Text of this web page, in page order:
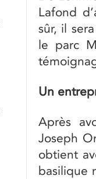
Lafond
sûr, il
le parc
Un
Après
Joseph
obtient
basilique